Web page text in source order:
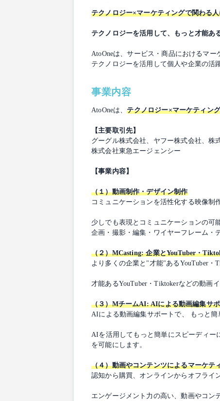
テクノロジー×マーケティングで関わる
テクノロジーを活用して、もっと才能あ
AtoOneは、サービス・商品におけるマ
テクノロジーを活用して個人や企業の活
事業内容
AtoOneは、テクノロジー×マーケティン
【主要取引先】
グーグル株式会社、ヤフー株式会社、株
株式会社東急エージェンシー
【事業内容】
（１）動画制作・デザイン制作
コミュニケーションを活性化する映像制
少しでも表現とコミュニケーションの可
企画・撮影・編集・ワイヤーフレーム・
（２）MCasting: 企業とYouTuber・
より多くの企業と"才能"あるYouTuber・
才能あるYouTuber・Tiktokerなどの動画
（３）MチームAI: AIによる動画編集サ
AIによる動画編集サポートで、 もっと
AIを活用してもっと簡単にスピーディー
を可能にします。
（４）動画やコンテンツによるマーケテ
認知から購買、オンラインからオフライ
エンゲージメント力の高い、動画やコン